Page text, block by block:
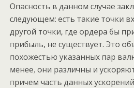
Опасность в данном случае
следующем: есть такие точки
другой точки, где ордера бы
прибыль, не существует. Это
похожестью указанных пар
менее, они различны и
причем часть данных